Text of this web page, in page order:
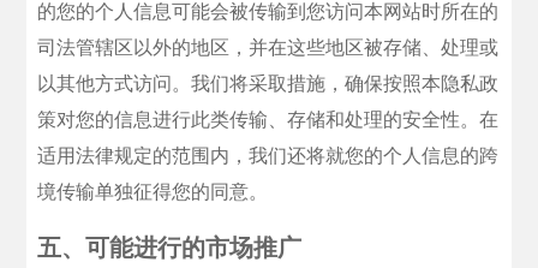
的您的个人信息可能会被传输到您访问本网站时所在的
司法管辖区以外的地区，并在这些地区被存储、处理或
以其他方式访问。我们将采取措施，确保按照本隐私政
策对您的信息进行此类传输、存储和处理的安全性。在
适用法律规定的范围内，我们还将就您的个人信息的跨
境传输单独征得您的同意。
五、可能进行的市场推广